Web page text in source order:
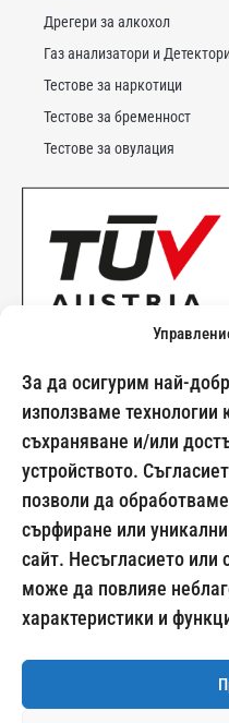
За да осигурим най-
използваме технологии
съхраняване и/или
устройството.
позволи да
сърфиране или
сайт. Несъгласието или
може да повлияе
характеристики и
Дрегери за алкохол
Газ анализатори и Детектори
Тестове за наркотици
Тестове за бременност
Тестове за овулация
Начини